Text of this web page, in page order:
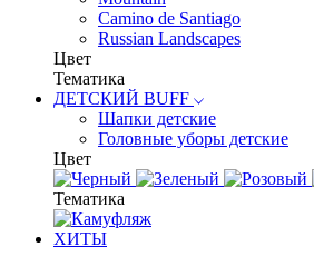
Camino de Santiago
Russian Landscapes
Цвет
Тематика
ДЕТСКИЙ BUFF
Шапки детские
Головные уборы детские
Цвет
Тематика
ХИТЫ